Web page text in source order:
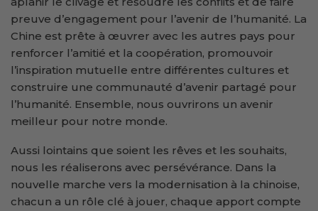
preuve d’engagement pour l’avenir de l’humanité. La
Chine est prête à œuvrer avec les autres pays pour
renforcer l’amitié et la coopération, promouvoir
l’inspiration mutuelle entre différentes cultures et
construire une communauté d’avenir partagé pour
l’humanité. Ensemble, nous ouvrirons un avenir
meilleur pour notre monde.
Aussi lointains que soient les rêves et les souhaits,
nous les réaliserons avec persévérance. Dans la
nouvelle marche vers la modernisation à la chinoise,
chacun a un rôle clé à jouer, chaque apport compte